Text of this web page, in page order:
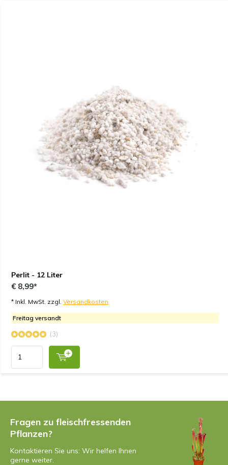
Perlit - 12 Liter
€ 8,99*
* Inkl. MwSt. zzgl. Versandkosten
Freitag versandt
(3)
Fragen zu fleischfressenden
Pflanzen?
Kontaktieren Sie uns: Wir helfen Ihnen
gerne weiter.